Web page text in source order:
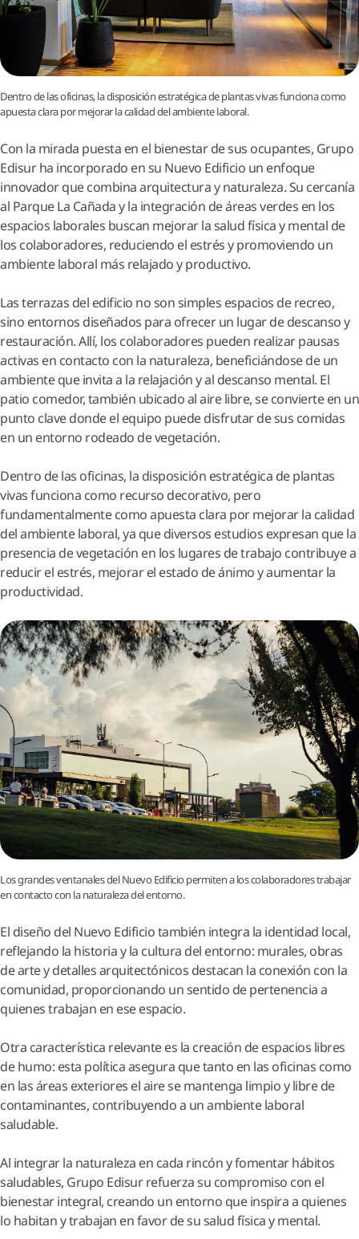
Dentro de las oficinas, la disposición estratégica de plantas vivas funciona como
apuesta clara por mejorar la calidad del ambiente laboral.
Con la mirada puesta en el bienestar de sus ocupantes, Grupo
Edisur ha incorporado en su Nuevo Edificio un enfoque
innovador que combina arquitectura y naturaleza. Su cercanía
al Parque La Cañada y la integración de áreas verdes en los
espacios laborales buscan mejorar la salud física y mental de
los colaboradores, reduciendo el estrés y promoviendo un
ambiente laboral más relajado y productivo.
Las terrazas del edificio no son simples espacios de recreo,
sino entornos diseñados para ofrecer un lugar de descanso y
restauración. Allí, los colaboradores pueden realizar pausas
activas en contacto con la naturaleza, beneficiándose de un
ambiente que invita a la relajación y al descanso mental. El
patio comedor, también ubicado al aire libre, se convierte en un
punto clave donde el equipo puede disfrutar de sus comidas
en un entorno rodeado de vegetación.
Dentro de las oficinas, la disposición estratégica de plantas
vivas funciona como recurso decorativo, pero
fundamentalmente como apuesta clara por mejorar la calidad
del ambiente laboral, ya que diversos estudios expresan que la
presencia de vegetación en los lugares de trabajo contribuye a
reducir el estrés, mejorar el estado de ánimo y aumentar la
productividad.
Los grandes ventanales del Nuevo Edificio permiten a los colaboradores trabajar
en contacto con la naturaleza del entorno.
El diseño del Nuevo Edificio también integra la identidad local,
reflejando la historia y la cultura del entorno: murales, obras
de arte y detalles arquitectónicos destacan la conexión con la
comunidad, proporcionando un sentido de pertenencia a
quienes trabajan en ese espacio.
Otra característica relevante es la creación de espacios libres
de humo: esta política asegura que tanto en las oficinas como
en las áreas exteriores el aire se mantenga limpio y libre de
contaminantes, contribuyendo a un ambiente laboral
saludable.
Al integrar la naturaleza en cada rincón y fomentar hábitos
saludables, Grupo Edisur refuerza su compromiso con el
bienestar integral, creando un entorno que inspira a quienes
lo habitan y trabajan en favor de su salud física y mental.